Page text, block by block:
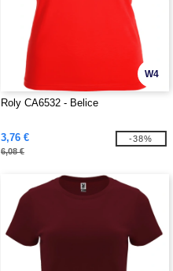
W4
Roly CA6532 - Belice
3,76 €
6,08 €
-38%